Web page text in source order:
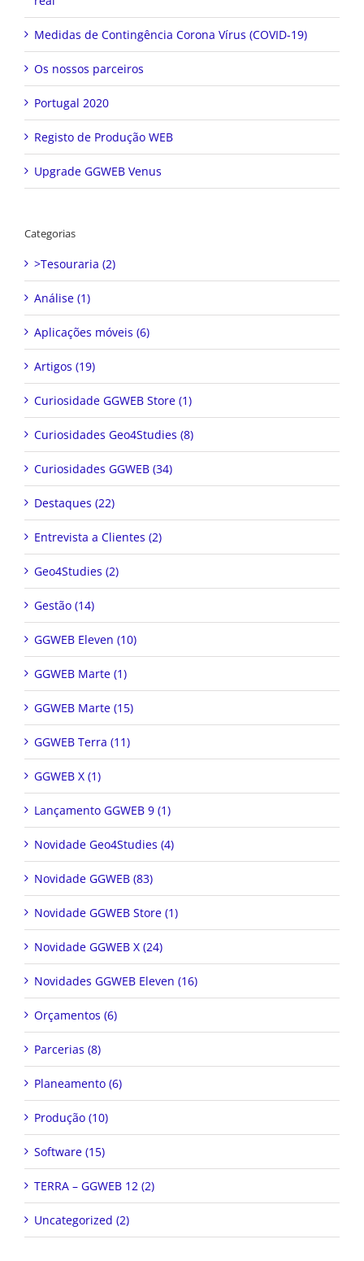
Medidas de Contingência Corona Vírus (COVID-19)
Os nossos parceiros
Portugal 2020
Registo de Produção WEB
Upgrade GGWEB Venus
Categorias
>Tesouraria (2)
Análise (1)
Aplicações móveis (6)
Artigos (19)
Curiosidade GGWEB Store (1)
Curiosidades Geo4Studies (8)
Curiosidades GGWEB (34)
Destaques (22)
Entrevista a Clientes (2)
Geo4Studies (2)
Gestão (14)
GGWEB Eleven (10)
GGWEB Marte (1)
GGWEB Marte (15)
GGWEB Terra (11)
GGWEB X (1)
Lançamento GGWEB 9 (1)
Novidade Geo4Studies (4)
Novidade GGWEB (83)
Novidade GGWEB Store (1)
Novidade GGWEB X (24)
Novidades GGWEB Eleven (16)
Orçamentos (6)
Parcerias (8)
Planeamento (6)
Produção (10)
Software (15)
TERRA – GGWEB 12 (2)
Uncategorized (2)